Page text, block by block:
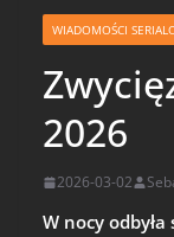
WIADOMOŚCI
2026
2026-03-02
W nocy